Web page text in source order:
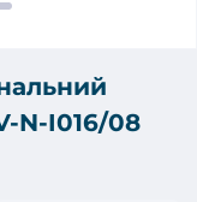
N-I016/08